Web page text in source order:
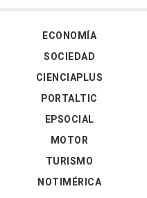
ECONOMÍA
SOCIEDAD
CIENCIAPLUS
PORTALTIC
EPSOCIAL
MOTOR
TURISMO
NOTIMÉRICA